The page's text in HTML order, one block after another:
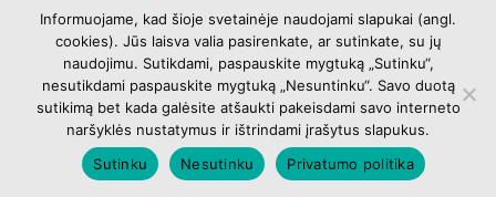
biblioteka@go.kauko.lt
Head of the Library dr. Lina Šarlauskienė
Kauno kolegijos biblioteka ir mokslinės komunikacijos centras,
Pramonės pr. 22A, Kaunas Tel. +370 (37) 75 11 32
biblioteka@go.kauko.lt
Bibliotekos vadovė Lina Šarlauskienė
Informuojame, kad šioje svetainėje naudojami slapukai (angl.
cookies). Jūs laisva valia pasirenkate, ar sutinkate, su jų
naudojimu. Sutikdami, paspauskite mygtuką „Sutinku“,
nesutikdami paspauskite mygtuką „Nesuntinku“. Savo duotą
sutikimą bet kada galėsite atšaukti pakeisdami savo interneto
naršyklės nustatymus ir ištrindami įrašytus slapukus.
Sutinku
Nesutinku Privatumo politika